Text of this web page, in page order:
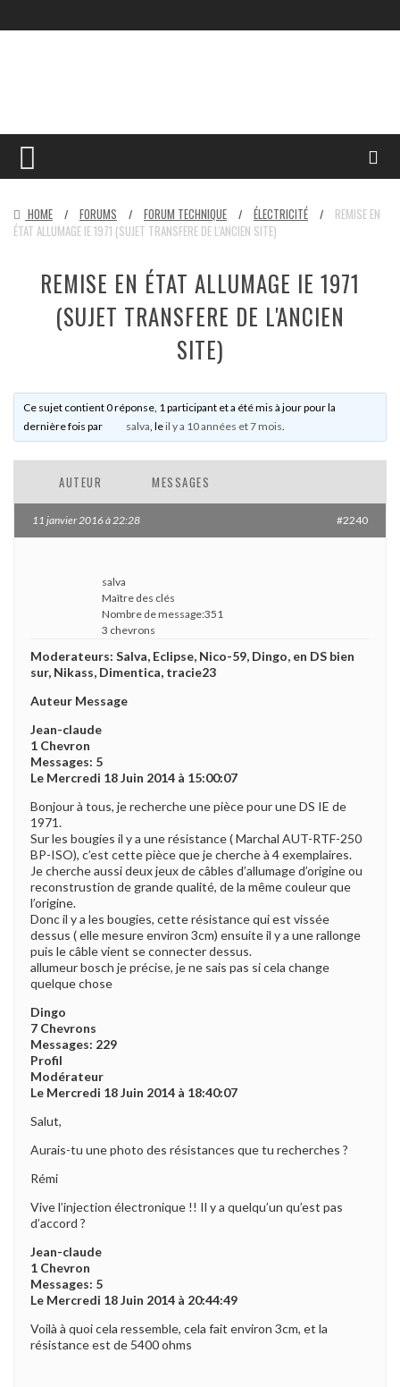
HOME / FORUMS / FORUM TECHNIQUE / ÉLECTRICITÉ /
REMISE EN
ÉTAT ALLUMAGE IE 1971 (SUJET TRANSFERE DE L'ANCIEN SITE)
REMISE EN ÉTAT ALLUMAGE IE 1971
(SUJET TRANSFERE DE L'ANCIEN
SITE)
Ce sujet contient 0 réponse, 1 participant et a été mis à jour pour la
dernière fois par
salva, leil y a 10 années et 7 mois.
AUTEUR MESSAGES
11 janvier 2016 à 22:28 #2240
salva
Maître des clés
Nombre de message:351
3 chevrons
Moderateurs: Salva, Eclipse, Nico-59, Dingo, en DS bien
sur, Nikass, Dimentica, tracie23
Auteur Message
Jean-claude
1 Chevron
Messages: 5
Le Mercredi 18 Juin 2014 à 15:00:07
Bonjour à tous, je recherche une pièce pour une DS IE de
1971.
Sur les bougies il y a une résistance ( Marchal AUT-RTF-250
BP-ISO), c’est cette pièce que je cherche à 4 exemplaires.
Je cherche aussi deux jeux de câbles d’allumage d’origine ou
reconstrustion de grande qualité, de la même couleur que
l’origine.
Donc il y a les bougies, cette résistance qui est vissée
dessus ( elle mesure environ 3cm) ensuite il y a une rallonge
puis le câble vient se connecter dessus.
allumeur bosch je précise, je ne sais pas si cela change
quelque chose
Dingo
7 Chevrons
Messages: 229
Profil
Modérateur
Le Mercredi 18 Juin 2014 à 18:40:07
Salut,
Aurais-tu une photo des résistances que tu recherches ?
Rémi
Vive l’injection électronique !! Il y a quelqu’un qu’est pas
d’accord ?
Jean-claude
1 Chevron
Messages: 5
Le Mercredi 18 Juin 2014 à 20:44:49
Voilà à quoi cela ressemble, cela fait environ 3cm, et la
résistance est de 5400 ohms